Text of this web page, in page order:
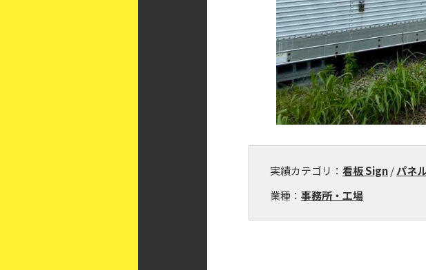
実績カテゴリ： 看板 Sign/パネ
業種： 事務所・工場